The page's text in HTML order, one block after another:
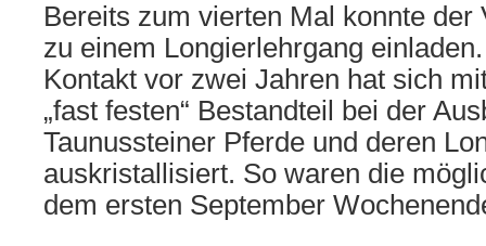
Bereits zum vierten Mal konnte der
zu einem Longierlehrgang
Kontakt vor zwei Jahren hat sich
„fast festen“ Bestandteil bei der
Taunussteiner Pferde und deren
auskristallisiert. So waren die
dem ersten September